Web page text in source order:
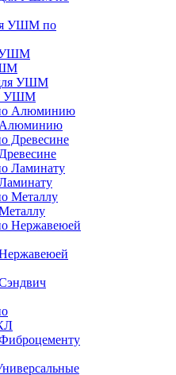
УШМ по
УШМ
Алюминию